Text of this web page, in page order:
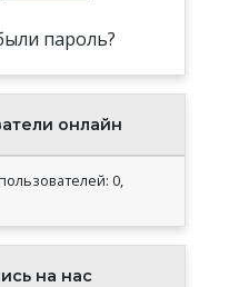
пароль?
онлайн
0,
на нас